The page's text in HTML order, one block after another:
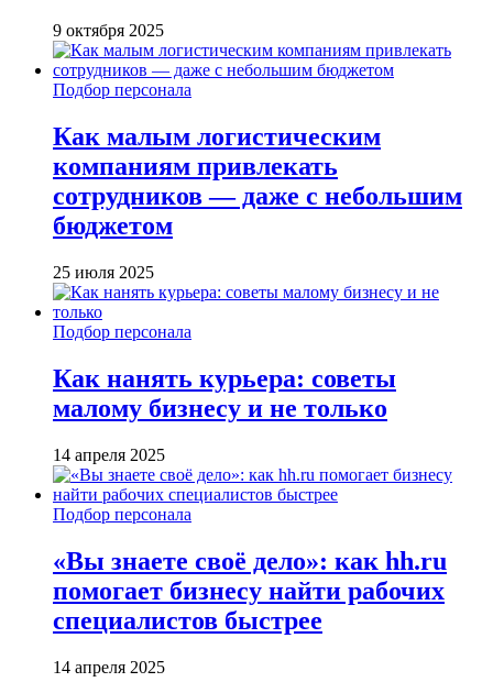
9 октября 2025
Подбор персонала
Как малым логистическим
компаниям привлекать
сотрудников — даже с небольшим
бюджетом
25 июля 2025
Подбор персонала
Как нанять курьера: советы
малому бизнесу и не только
14 апреля 2025
Подбор персонала
«Вы знаете своё дело»: как hh.ru
помогает бизнесу найти рабочих
специалистов быстрее
14 апреля 2025